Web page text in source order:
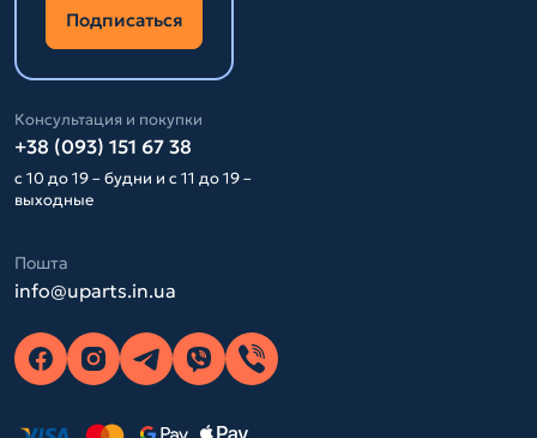
Подписаться
Консультация и покупки
+38 (093) 151 67 38
с 10 до 19 – будни и с 11 до 19 –
выходные
Пошта
info@uparts.in.ua